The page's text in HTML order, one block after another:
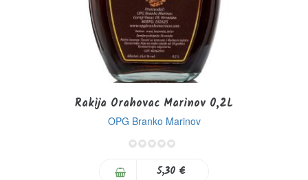
Rakija Orahovac Marinov 0,2L
OPG Branko Marinov
5,30 €